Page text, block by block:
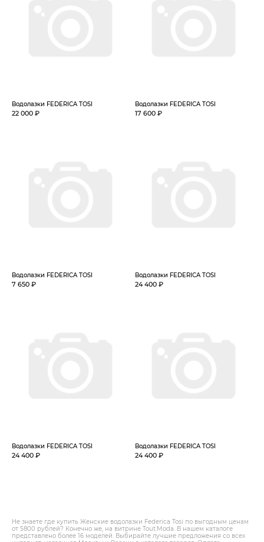
Водолазки FEDERICA TOSI
22 000 ₽
Водолазки FEDERICA TOSI
17 600 ₽
Водолазки FEDERICA TOSI
7 650 ₽
Водолазки FEDERICA TOSI
24 400 ₽
Водолазки FEDERICA TOSI
24 400 ₽
Водолазки FEDERICA TOSI
24 400 ₽
Не знаете где купить Женские водолазки Federica Tosi по выгодным ценам
от 5800 рублей? Конечно же, на витрине Tout.Modа. В нашем каталоге
представлено более 16 моделей. Выбирайте лучшие предложения со всех